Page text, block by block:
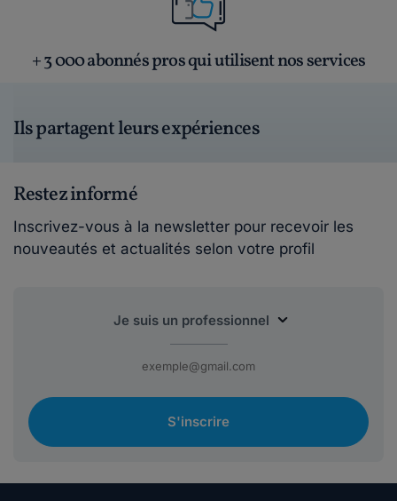
+ 3 000 abonnés pros qui utilisent nos services
Ils partagent leurs expériences
Restez informé
Inscrivez-vous à la newsletter pour recevoir les
nouveautés et actualités selon votre profil
S'inscrire